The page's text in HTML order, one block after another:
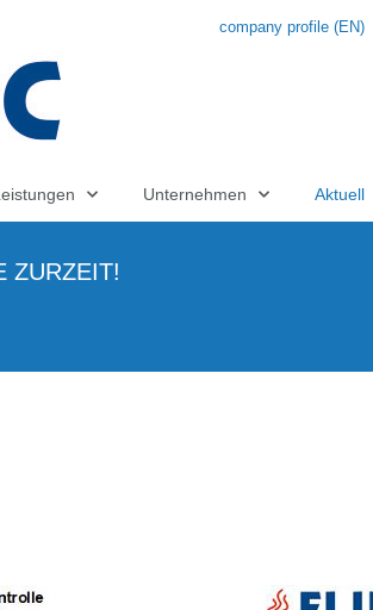
company profile (EN)
Unternehmen Aktuell
ZURZEIT!